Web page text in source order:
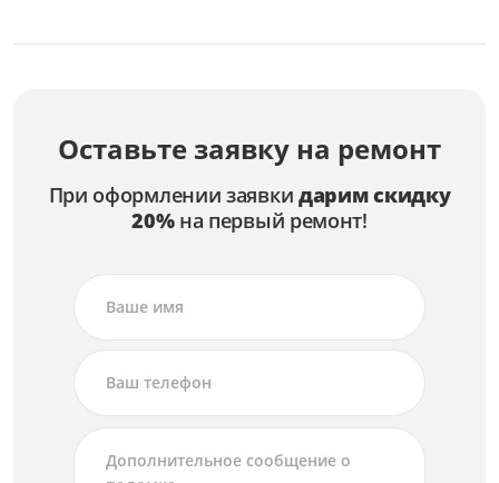
Оставьте заявку на ремонт
При оформлении заявки дарим скидку
20%на первый ремонт!